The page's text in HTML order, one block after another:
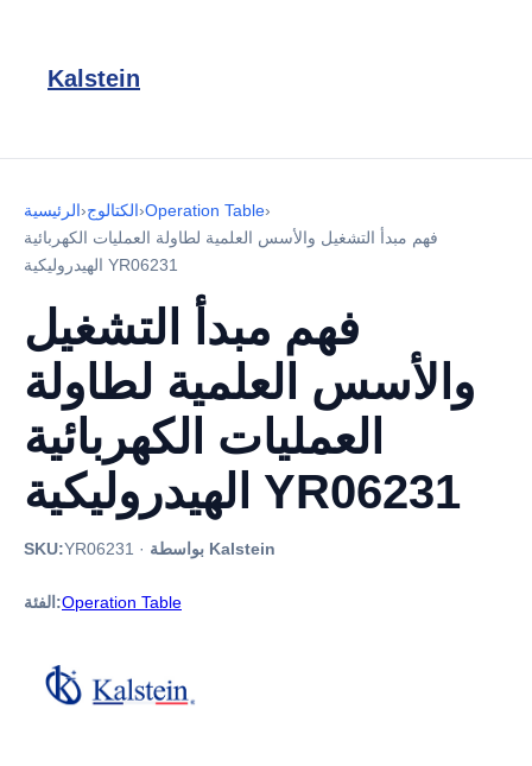
Kalstein
الرئيسية›الكتالوج›Operation Table›
فهم مبدأ التشغيل والأسس العلمية لطاولة العمليات الكهربائية
الهيدروليكية YR06231
فهم مبدأ التشغيل
والأسس العلمية لطاولة
العمليات الكهربائية
الهيدروليكية YR06231
SKU:YR06231 · بواسطة Kalstein
الفئة:Operation Table